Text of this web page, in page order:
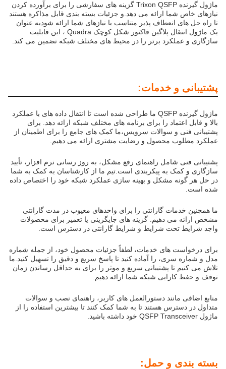
ماژول گیرنده Trixon QSFP گزینه های سفارشی را برای برآورده کردن
نیازهای خاص شما ارائه می دهد.و جزئیات بسته بندی قابل مذاکره هستند
تا راه حل های انعطاف پذیر متناسب با نیازهای شما ارائه شودبه عنوان
یک ماژول انتقال پلاگین فاکتور شکل کوچک Quadra ، این قابلیت
سازگاری و عملکرد برتر را در محیط های مختلف شبکه تضمین می کند.
پشتیبانی و خدمات:
ماژول گیرنده QSFP ما طراحی شده است تا انتقال داده های با عملکرد
بالا و قابل اعتماد را برای برنامه های مختلف شبکه ارائه دهد. برای
پشتیبانی فنی و سوالات سرویس،ما کمک های جامع را برای اطمینان از
عملکرد مطلوب محصول و رضایت مشتری ارائه می دهیم.
پشتیبانی فنی شامل راهنمای رفع مشکل، به روز رسانی نرم افزار، تأیید
سازگاری و کمک به پیکربندی است.تیم ما از کارشناسان به کمک به شما
در حل هر گونه مشکل و بهینه سازی عملکرد شبکه خود را اختصاص داده
شده است.
ما همچنین خدمات گارانتی را برای واحدهای معیوب در مدت گارانتی
مشخص ارائه می دهیم. گزینه های جایگزینی یا تعمیر برای محصولات
واجد شرایط تحت شرایط و شرایط گارانتی در دسترس است.
برای درخواست های خدمات، لطفاً جزئیات محصول خود، از جمله شماره
مدل و شماره سری، را آماده کنید تا پاسخ سریع و دقیق را تسهیل کنید.ما
تلاش می کنیم تا پشتیبانی سریع و موثر را برای به حداقل رساندن زمان
توقف و حفظ کارایی شبکه شما ارائه دهیم.
منابع اضافی مانند دستورالعمل های کاربر، راهنمای نصب و سوالات
متداول در دسترس هستند تا به شما کمک کنند تا بیشترین استفاده را از
ماژول QSFP Transceiver خود داشته باشید.
بسته بندی و حمل: